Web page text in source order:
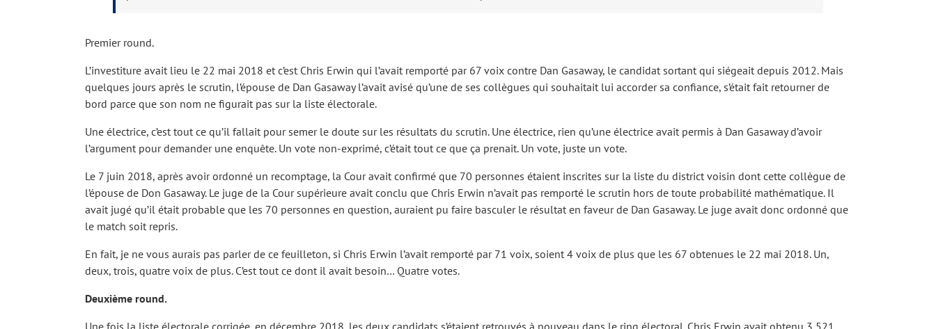
Premier round.
L’investiture avait lieu le 22 mai 2018 et c’est Chris Erwin qui l’avait remporté par 67 voix contre Dan Gasaway, le candidat sortant qui siégeait depuis 2012. Mais
quelques jours après le scrutin, l’épouse de Dan Gasaway l’avait avisé qu’une de ses collègues qui souhaitait lui accorder sa confiance, s’était fait retourner de
bord parce que son nom ne figurait pas sur la liste électorale.
Une électrice, c’est tout ce qu’il fallait pour semer le doute sur les résultats du scrutin. Une électrice, rien qu’une électrice avait permis à Dan Gasaway d’avoir
l’argument pour demander une enquête. Un vote non-exprimé, c’était tout ce que ça prenait. Un vote, juste un vote.
Le 7 juin 2018, après avoir ordonné un recomptage, la Cour avait confirmé que 70 personnes étaient inscrites sur la liste du district voisin dont cette collègue de
l’épouse de Don Gasaway. Le juge de la Cour supérieure avait conclu que Chris Erwin n’avait pas remporté le scrutin hors de toute probabilité mathématique. Il
avait jugé qu’il était probable que les 70 personnes en question, auraient pu faire basculer le résultat en faveur de Dan Gasaway. Le juge avait donc ordonné que
le match soit repris.
En fait, je ne vous aurais pas parler de ce feuilleton, si Chris Erwin l’avait remporté par 71 voix, soient 4 voix de plus que les 67 obtenues le 22 mai 2018. Un,
deux, trois, quatre voix de plus. C’est tout ce dont il avait besoin… Quatre votes.
Deuxième round.
Une fois la liste électorale corrigée, en décembre 2018, les deux candidats s’étaient retrouvés à nouveau dans le ring électoral. Chris Erwin avait obtenu 3 521